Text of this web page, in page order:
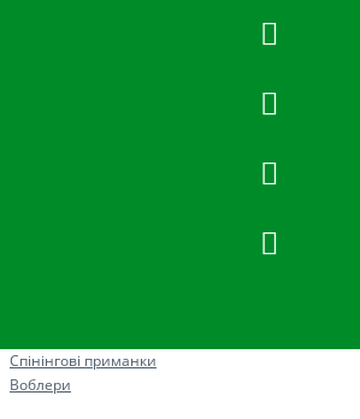
Спінінгові приманки
Воблери